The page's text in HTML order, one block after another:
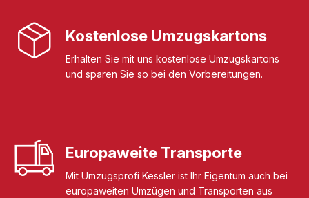
Kostenlose Umzugskartons
Erhalten Sie mit uns kostenlose Umzugskartons
und sparen Sie so bei den Vorbereitungen.
Europaweite Transporte
Mit Umzugsprofi Kessler ist Ihr Eigentum auch bei
europaweiten Umzügen und Transporten aus